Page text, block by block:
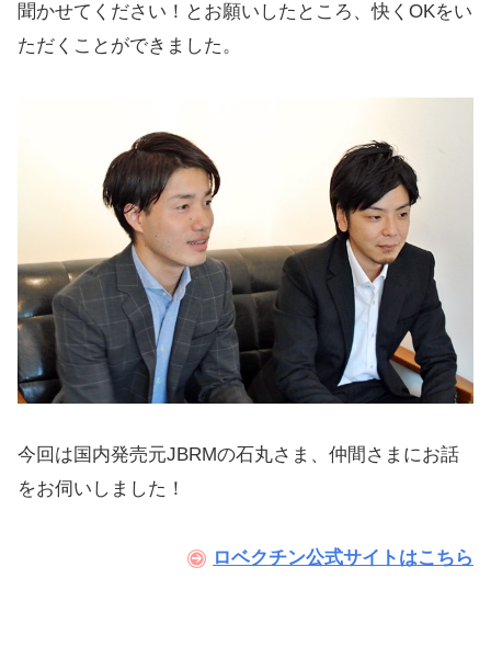
聞かせてください！とお願いしたところ、快くOKをい
ただくことができました。
今回は国内発売元JBRMの石丸さま、仲間さまにお話
をお伺いしました！
ロベクチン公式サイトはこちら